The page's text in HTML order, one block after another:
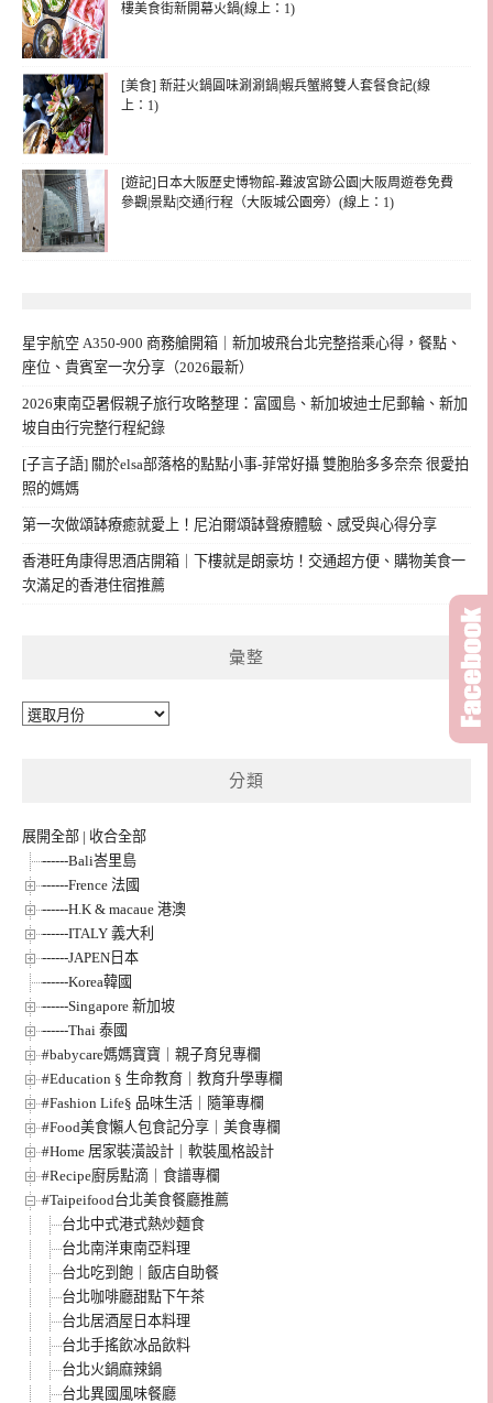
樓美食街新開幕火鍋(線上：1)
[美食] 新莊火鍋圓味涮涮鍋|蝦兵蟹將雙人套餐食記(線
上：1)
[遊記]日本大阪歷史博物館-難波宮跡公園|大阪周遊卷免費
參觀|景點|交通|行程（大阪城公園旁）(線上：1)
星宇航空 A350-900 商務艙開箱｜新加坡飛台北完整搭乘心得，餐點、
座位、貴賓室一次分享（2026最新）
2026東南亞暑假親子旅行攻略整理：富國島、新加坡迪士尼郵輪、新加
坡自由行完整行程紀錄
[子言子語] 關於elsa部落格的點點小事-菲常好攝 雙胞胎多多奈奈 很愛拍
照的媽媽
第一次做頌缽療癒就愛上！尼泊爾頌缽聲療體驗、感受與心得分享
香港旺角康得思酒店開箱｜下樓就是朗豪坊！交通超方便、購物美食一
次滿足的香港住宿推薦
彙整
彙
分類
展開全部 | 收合全部
------Bali峇里島
------Frence 法國
------H.K & macaue 港澳
------ITALY 義大利
------JAPEN日本
------Korea韓國
------Singapore 新加坡
------Thai 泰國
#babycare媽媽寶寶｜親子育兒專欄
#Education § 生命教育｜教育升學專欄
#Fashion Life§ 品味生活｜隨筆專欄
#Food美食懶人包食記分享｜美食專欄
#Home 居家裝潢設計｜軟裝風格設計
#Recipe廚房點滴｜食譜專欄
#Taipeifood台北美食餐廳推薦
台北中式港式熱炒麵食
台北南洋東南亞料理
台北吃到飽｜飯店自助餐
台北咖啡廳甜點下午茶
台北居酒屋日本料理
台北手搖飲冰品飲料
台北火鍋麻辣鍋
台北異國風味餐廳